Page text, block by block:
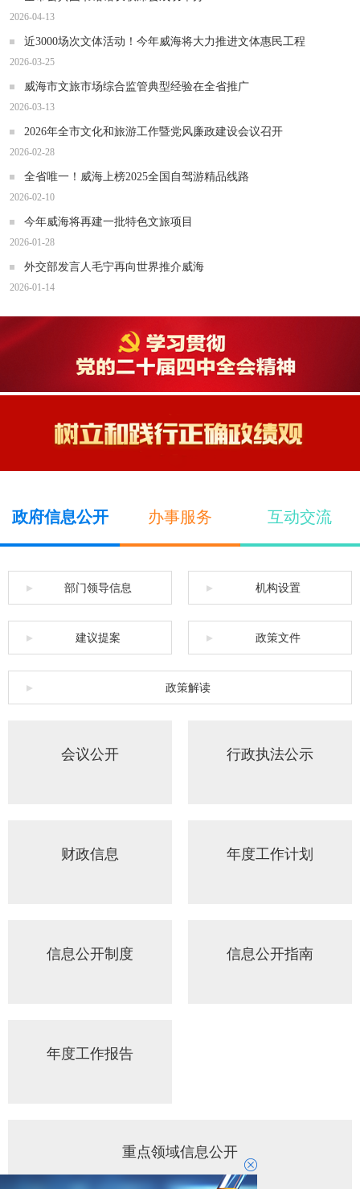
2026-04-13
近3000场次文体活动！今年威海将大力推进文体惠民工程
2026-03-25
威海市文旅市场综合监管典型经验在全省推广
2026-03-13
2026年全市文化和旅游工作暨党风廉政建设会议召开
2026-02-28
全省唯一！威海上榜2025全国自驾游精品线路
2026-02-10
今年威海将再建一批特色文旅项目
2026-01-28
外交部发言人毛宁再向世界推介威海
2026-01-14
政府信息公开 办事服务 互动交流
部门领导信息 机构设置
建议提案 政策文件
政策解读
会议公开 行政执法公示
财政信息 年度工作计划
信息公开制度 信息公开指南
年度工作报告
重点领域信息公开